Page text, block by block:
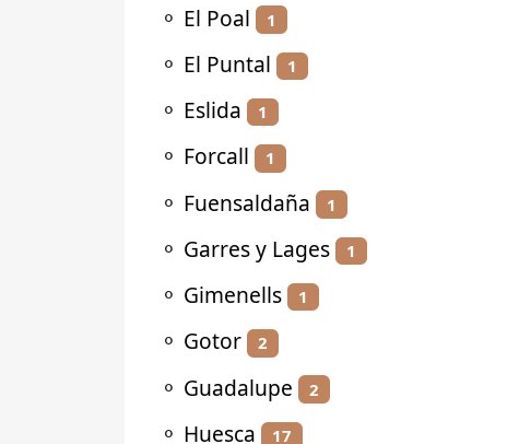
⚬ El Poal 1
⚬ El Puntal 1
⚬ Eslida 1
⚬ Forcall 1
⚬ Fuensaldaña 1
⚬ Garres y Lages 1
⚬ Gimenells 1
⚬ Gotor 2
⚬ Guadalupe 2
⚬ Huesca 17